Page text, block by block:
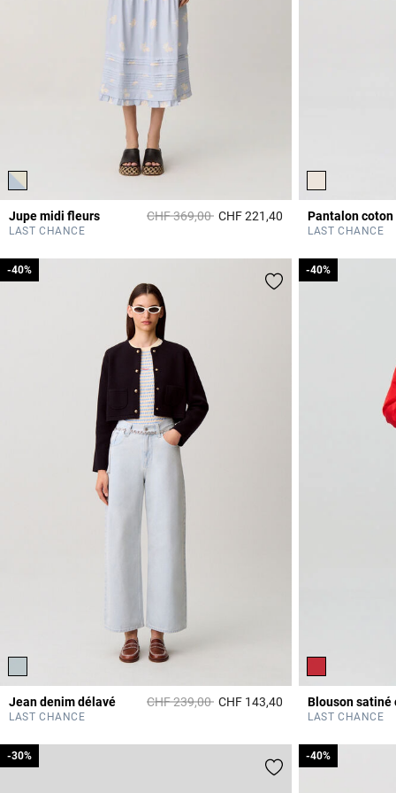
Jupe midi fleurs Prix réduit à partir de
CHF 369,00àCHF 221,40 5 out of 5 Customer
LAST CHANCE
Pantalon coton
LAST CHANCE
Jean denim délavé Prix réduit à partir de
CHF 239,00à
-40%
CHF 143,40 5 out of 5 Customer
LAST CHANCE
-40% -40%
LAST CHANCE
-40%
-30%
-30% -40%
-40%